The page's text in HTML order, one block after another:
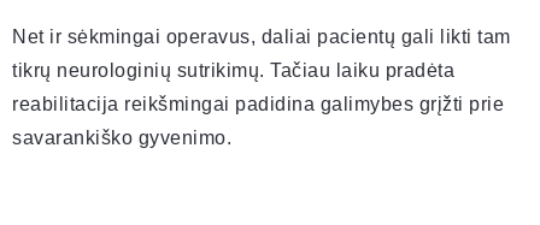
Net ir sėkmingai operavus, daliai pacientų gali likti tam
tikrų neurologinių sutrikimų. Tačiau laiku pradėta
reabilitacija reikšmingai padidina galimybes grįžti prie
savarankiško gyvenimo.